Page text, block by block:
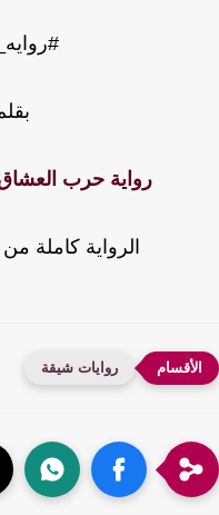
بقلم
رواية حرب العشاق
الرواية كاملة من
روايات شيقة